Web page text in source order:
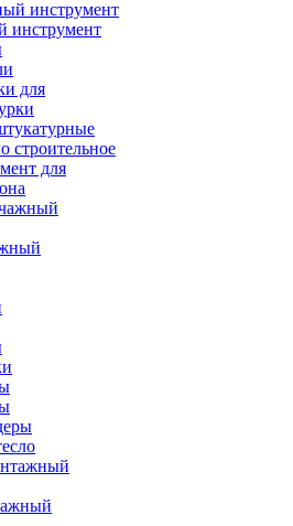
инструмент
для
строительное
для